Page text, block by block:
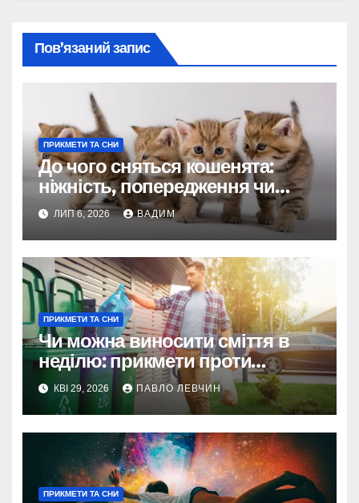
Пов’язаний запис
ПРИКМЕТИ ТА СНИ
До чого сняться кошенята:
ніжність, попередження чи
послання підсвідомості
ЛИП 6, 2026 ВАДИМ
ПРИКМЕТИ ТА СНИ
Чи можна виносити сміття в
неділю: прикмети проти
реальності
КВІ 29, 2026 ПАВЛО ЛЕВЧИН
ПРИКМЕТИ ТА СНИ